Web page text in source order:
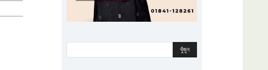
খুঁজুন